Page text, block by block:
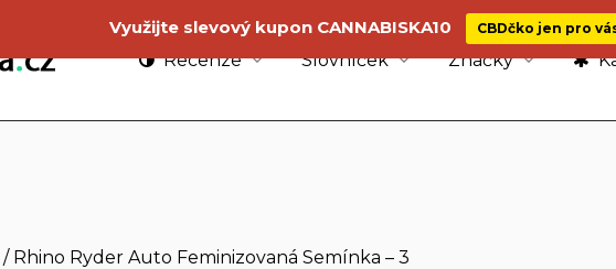
Recenze Slovníček Značky
/ Rhino Ryder Auto Feminizovaná Semínka – 3
Využijte slevový kupon CANNABISKA10 CBDčko jen pro